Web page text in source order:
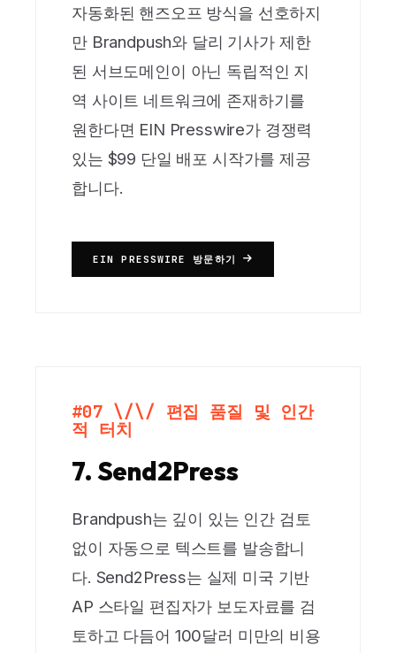
자동화된 핸즈오프 방식을 선호하지
만 Brandpush와 달리 기사가 제한
된 서브도메인이 아닌 독립적인 지
역 사이트 네트워크에 존재하기를
원한다면 EIN Presswire가 경쟁력
있는 $99 단일 배포 시작가를 제공
합니다.
EIN PRESSWIRE 방문하기
#07 \/\/ 편집 품질 및 인간
적 터치
7. Send2Press
Brandpush는 깊이 있는 인간 검토
없이 자동으로 텍스트를 발송합니
다. Send2Press는 실제 미국 기반
AP 스타일 편집자가 보도자료를 검
토하고 다듬어 100달러 미만의 비용